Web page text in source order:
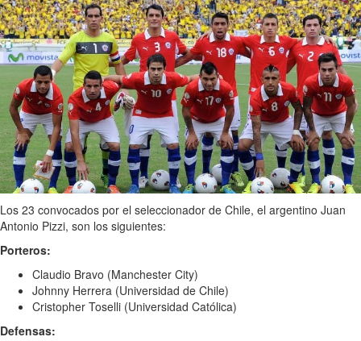
Los 23 convocados por el seleccionador de Chile, el argentino Juan
Antonio Pizzi, son los siguientes:
Porteros:
Claudio Bravo (Manchester City)
Johnny Herrera (Universidad de Chile)
Cristopher Toselli (Universidad Católica)
Defensas: